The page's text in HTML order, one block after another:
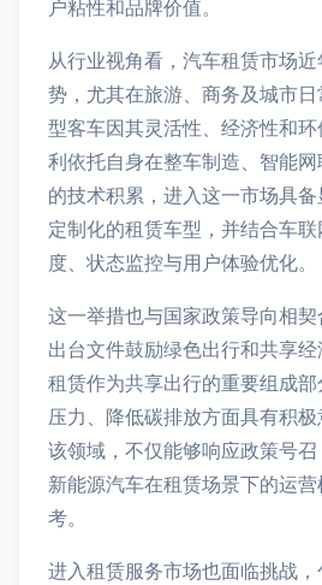
户粘性和品牌价值。
从行业视角看，汽车租赁市场
势，尤其在旅游、商务及城市
型客车因其灵活性、经济性和
利依托自身在整车制造、智能
的技术积累，进入这一市场具
定制化的租赁车型，并结合车
度、状态监控与用户体验优化。
这一举措也与国家政策导向相
出台文件鼓励绿色出行和共享
租赁作为共享出行的重要组成
压力、降低碳排放方面具有积
该领域，不仅能够响应政策号
新能源汽车在租赁场景下的运
考。
进入租赁服务市场也面临挑战，